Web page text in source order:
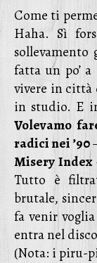
Come ti
Haha. Sì
sollevamento
fatta un po’
vivere in città
in studio. E
Volevamo
radici nei ’90
Misery Index
Tutto è
brutale,
fa venir
entra nel
(Nota: i piru-